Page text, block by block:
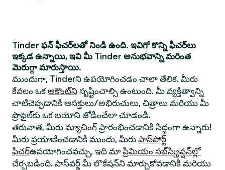
Tinder ఫన్ ఫీచర్‌లతో నిండి ఉంది. ఇవిగో కొన్ని ఫీచర్‌లు
ఇక్కడ ఉన్నాయి, ఇవి మీ Tinder అనుభవాన్ని మరింత
మెరుగ్గా మారుస్తాయి.
ముందుగా, Tinderని ఉపయోగించడం చాలా తేలిక. మీరు
కేవలం ఒకఅకౌంట్‌ని సృష్టించాల్సి ఉంటుంది. మీ వ్యక్తిత్వాన్ని
చాటిచెప్పడానికి ఆసక్తులు/అభిరుచులు, చిత్రాలు మరియు మీ
ప్రొఫైల్‌కు ఒక బయోని జోడించేలా చూడండి.
తరువాత, మీరు మ్యాచింగ్ ప్రారంభించడానికి సిద్ధంగా ఉన్నారు!
మీరు ప్రయాణించడానికి ముందు, మీరు పాస్‌పోర్ట్
ఫీచర్ఉపయోగించవచ్చు, ఇది మాప్రీమియం సబ్‌స్క్రిప్షన్‌ల్లో
చేర్చబడింది. పాస్‌వర్డ్ మీ లొకేషన్‌ని మార్చుకోవడానికి మరియు